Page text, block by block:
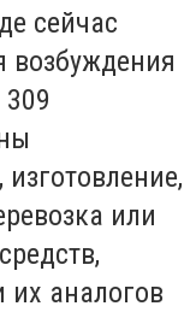
сейчас
возбуждения
или
их аналогов